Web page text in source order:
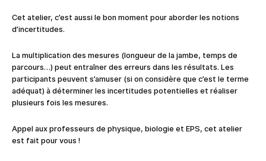
Cet atelier, c’est aussi le bon moment pour aborder les notions
d’incertitudes.
La multiplication des mesures (longueur de la jambe, temps de
parcours…) peut entraîner des erreurs dans les résultats. Les
participants peuvent s’amuser (si on considère que c’est le terme
adéquat) à déterminer les incertitudes potentielles et réaliser
plusieurs fois les mesures.
Appel aux professeurs de physique, biologie et EPS, cet atelier
est fait pour vous !